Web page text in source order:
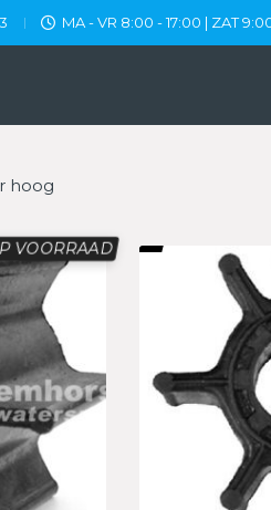
MA - VR 8:00 - 17:00 | ZAT
hoog
VOORRAAD